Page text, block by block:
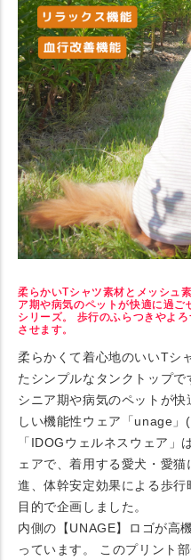
柔らかいTシャツ素材とメッシュ
ア期や病気のペットが快適に過
シリーズ。 歩行のふらつきやよ
させます。
柔らかくて着心地のいいTシ
たシンプルなタンクトップで
シニア期や病気のペットが
しい機能性ウェア「unage」
「IDOGウェルネスウェア」
ェアで、着用する愛犬・愛
進、体幹安定効果による歩
目的で企画しました。
内側の【UNAGE】ロゴが高
っています。 このプリント